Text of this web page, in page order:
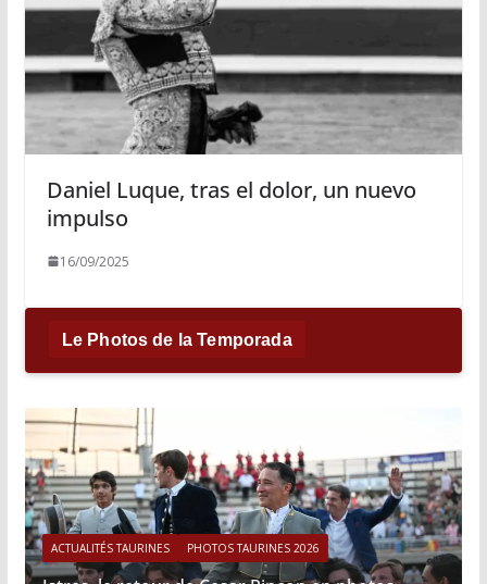
Daniel Luque, tras el dolor, un nuevo
impulso
16/09/2025
Le Photos de la Temporada
ACTUALITÉS TAURINES PHOTOS TAURINES 2026